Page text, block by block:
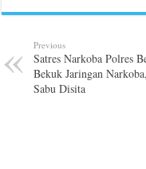
Previous
Satres Narkoba Polres
Bekuk Jaringan
Sabu Disita